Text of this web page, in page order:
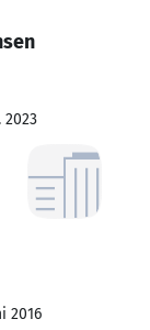
2023
2016